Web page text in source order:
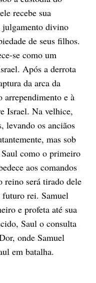
recebe sua
divino
de seus filhos.
se como um
Após a derrota
da arca da
arrependimento e à
Israel. Na velhice,
levando os anciãos
mas sob
como o primeiro
aos comandos
reino será tirado dele
futuro rei. Samuel
e profeta até sua
Saul o consulta
onde Samuel
em batalha.